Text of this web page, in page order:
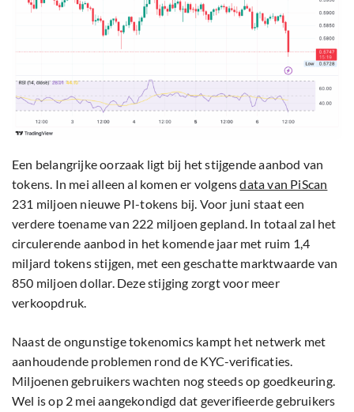
Een belangrijke oorzaak ligt bij het stijgende aanbod van
tokens. In mei alleen al komen er volgensdata van PiScan
231 miljoen nieuwe PI-tokens bij. Voor juni staat een
verdere toename van 222 miljoen gepland. In totaal zal het
circulerende aanbod in het komende jaar met ruim 1,4
miljard tokens stijgen, met een geschatte marktwaarde van
850 miljoen dollar. Deze stijging zorgt voor meer
verkoopdruk.
Naast de ongunstige tokenomics kampt het netwerk met
aanhoudende problemen rond de KYC-verificaties.
Miljoenen gebruikers wachten nog steeds op goedkeuring.
Wel is op 2 mei aangekondigd dat geverifieerde gebruikers